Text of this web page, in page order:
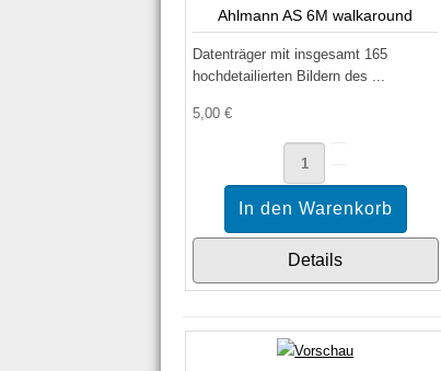
Ahlmann AS 6M walkaround
Datenträger mit insgesamt 165
hochdetailierten Bildern des ...
5,00 €
Details